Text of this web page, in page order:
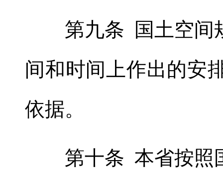
第九条 国土空间规
间和时间上作出的安
依据。
第十条 本省按照国